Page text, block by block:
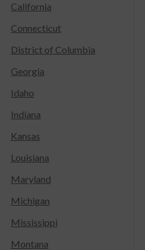
California
Connecticut
District of Columbia
Georgia
Idaho
Indiana
Kansas
Louisiana
Maryland
Michigan
Mississippi
Montana